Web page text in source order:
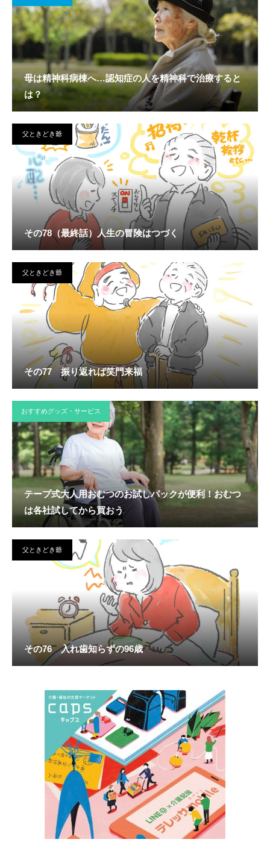
母は精神科病棟へ…認知症の人を精神科で治療すると
は？
父ときどき爺
その78（最終話）人生の冒険はつづく
父ときどき爺
その77 振り返れば笑門来福
おすすめグッズ・サービス
テープ式大人用おむつのお試しパックが便利！おむつ
は各社試してから買おう
父ときどき爺
その76 入れ歯知らずの96歳